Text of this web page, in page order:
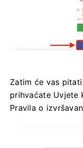
Zatim će vas
prihvaćate Uvjete
Pravila o